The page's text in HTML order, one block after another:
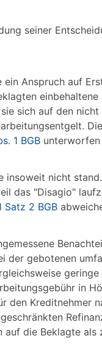
seiner
Anspruch auf
sich auf den
1 BGB unterworfen
insoweit nicht
das "Disagio"
Satz 2 BGB
der gebotenen
in
den Kreditnehmer
auf die Beklagte